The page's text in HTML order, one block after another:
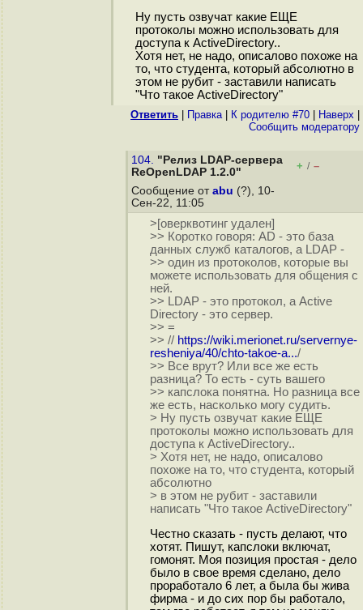
Ну пусть озвучат какие ЕЩЕ
протоколы можно использовать для
доступа к ActiveDirectory..
Хотя нет, не надо, описалово похоже на
то, что студента, который абсолютно в
этом не рубит - заставили написать
"Что такое ActiveDirectory"
Ответить Правка| К родителю #70 Наверх
Cообщить модератору
104. "Релиз LDAP-сервера
ReOpenLDAP 1.2.0"
+ / –
Сообщение от abu (?), 10-
Сен-22, 11:05
>[оверквотинг удален]
>> Коротко говоря: AD - это база
данных служб каталогов, а LDAP -
>> один из протоколов, которые вы
можете использовать для общения с
ней.
>> LDAP - это протокол, а Active
Directory - это сервер.
>> =
>> // https://wiki.merionet.ru/servernye-
resheniya/40/chto-takoe-a.../
>> Все врут? Или все же есть
разница? То есть - суть вашего
>> капслока понятна. Но разница все
же есть, насколько могу судить.
> Ну пусть озвучат какие ЕЩЕ
протоколы можно использовать для
доступа к ActiveDirectory..
> Хотя нет, не надо, описалово
похоже на то, что студента, который
абсолютно
> в этом не рубит - заставили
написать "Что такое ActiveDirectory"
Честно сказать - пусть делают, что
хотят. Пишут, капслоки включат,
гомонят. Моя позиция простая - дело
было в свое время сделано, дело
проработало 6 лет, а была бы жива
фирма - и до сих пор бы работало,